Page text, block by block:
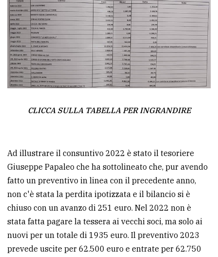
CLICCA SULLA TABELLA PER INGRANDIRE
Ad illustrare il consuntivo 2022 è stato il tesoriere
Giuseppe Papaleo che ha sottolineato che, pur avendo
fatto un preventivo in linea con il precedente anno,
non c'è stata la perdita ipotizzata e il bilancio si è
chiuso con un avanzo di 251 euro. Nel 2022 non è
stata fatta pagare la tessera ai vecchi soci, ma solo ai
nuovi per un totale di 1935 euro. Il preventivo 2023
prevede uscite per 62.500 euro e entrate per 62.750